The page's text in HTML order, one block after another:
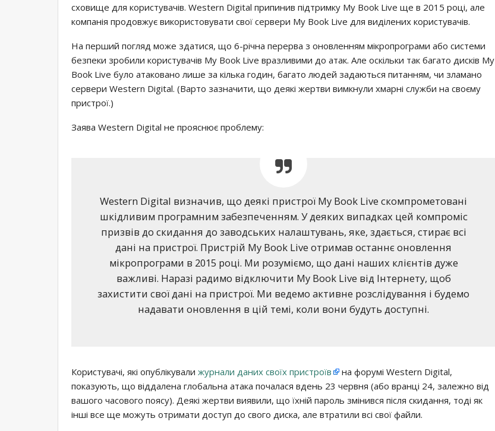
сховище для користувачів. Western Digital припинив підтримку My Book Live ще в 2015 році, але
компанія продовжує використовувати свої сервери My Book Live для виділених користувачів.
На перший погляд може здатися, що 6-річна перерва з оновленням мікропрограми або системи
безпеки зробили користувачів My Book Live вразливими до атак. Але оскільки так багато дисків My
Book Live було атаковано лише за кілька годин, багато людей задаються питанням, чи зламано
сервери Western Digital. (Варто зазначити, що деякі жертви вимкнули хмарні служби на своєму
пристрої.)
Заява Western Digital не прояснює проблему:
Western Digital визначив, що деякі пристрої My Book Live скомпрометовані
шкідливим програмним забезпеченням. У деяких випадках цей компроміс
призвів до скидання до заводських налаштувань, яке, здається, стирає всі
дані на пристрої. Пристрій My Book Live отримав останнє оновлення
мікропрограми в 2015 році. Ми розуміємо, що дані наших клієнтів дуже
важливі. Наразі радимо відключити My Book Live від Інтернету, щоб
захистити свої дані на пристрої. Ми ведемо активне розслідування і будемо
надавати оновлення в цій темі, коли вони будуть доступні.
Користувачі, які опублікували журнали даних своїх пристроїв
на форумі Western Digital,
показують, що віддалена глобальна атака почалася вдень 23 червня (або вранці 24, залежно від
вашого часового поясу). Деякі жертви виявили, що їхній пароль змінився після скидання, тоді як
інші все ще можуть отримати доступ до свого диска, але втратили всі свої файли.